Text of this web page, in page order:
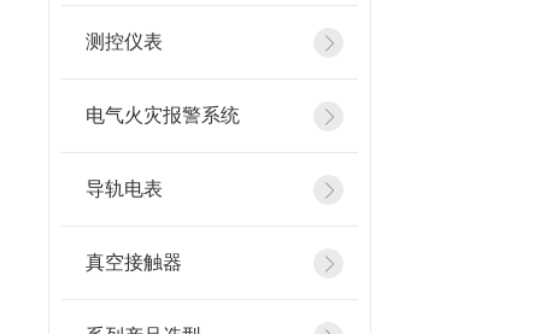
测控仪表
电气火灾报警系统
导轨电表
真空接触器